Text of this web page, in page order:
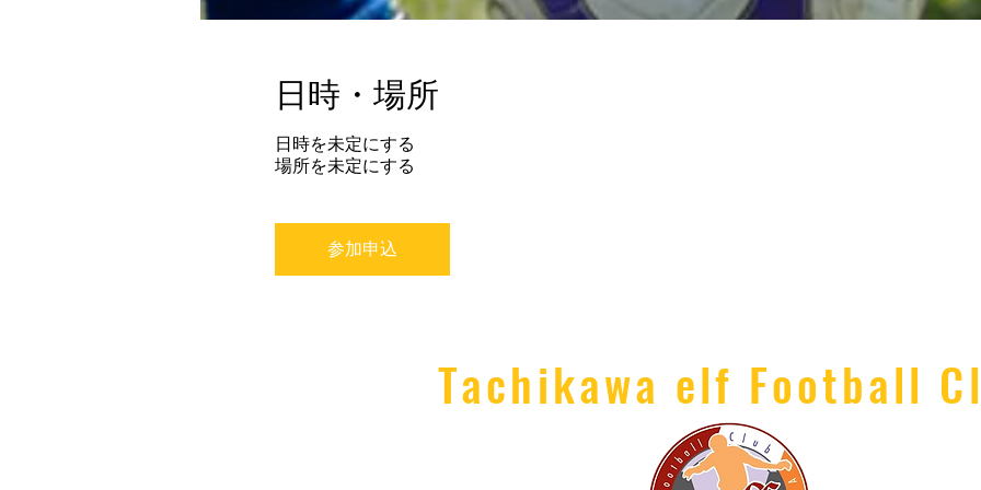
日時・場所
日時を未定にする
場所を未定にする
参加申込
Tachikawa elf Football